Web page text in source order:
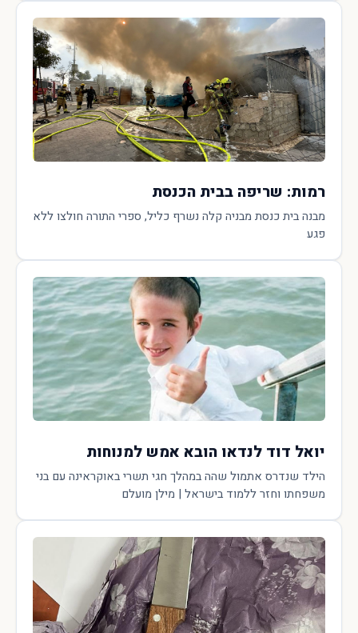
רמות: שריפה בבית הכנסת
מבנה בית כנסת מבניה קלה נשרף כליל, ספרי התורה חולצו ללא
פגע
יואל דוד לנדאו הובא אמש למנוחות
הילד שנדרס אתמול שהה במהלך חגי תשרי באוקראינה עם בני
משפחתו וחזר ללמוד בישראל | מילן מועלם